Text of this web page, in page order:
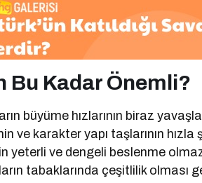
Bu Kadar Önemli?
büyüme hızlarının biraz
ve karakter yapı taşlarının
yeterli ve dengeli beslenme
tabaklarında çeşitlilik olması